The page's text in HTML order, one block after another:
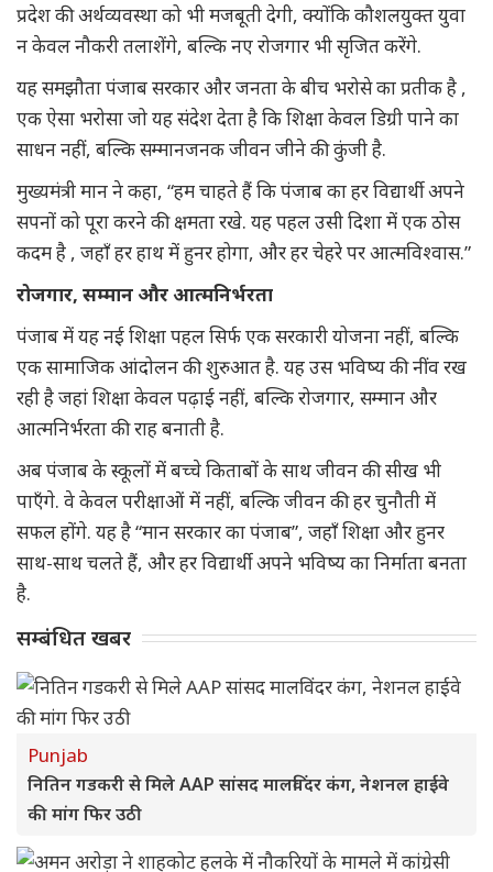
प्रदेश की अर्थव्यवस्था को भी मजबूती देगी, क्योंकि कौशलयुक्त युवा
न केवल नौकरी तलाशेंगे, बल्कि नए रोजगार भी सृजित करेंगे.
यह समझौता पंजाब सरकार और जनता के बीच भरोसे का प्रतीक है ,
एक ऐसा भरोसा जो यह संदेश देता है कि शिक्षा केवल डिग्री पाने का
साधन नहीं, बल्कि सम्मानजनक जीवन जीने की कुंजी है.
मुख्यमंत्री मान ने कहा, “हम चाहते हैं कि पंजाब का हर विद्यार्थी अपने
सपनों को पूरा करने की क्षमता रखे. यह पहल उसी दिशा में एक ठोस
कदम है , जहाँ हर हाथ में हुनर होगा, और हर चेहरे पर आत्मविश्वास.”
रोजगार, सम्मान और आत्मनिर्भरता
पंजाब में यह नई शिक्षा पहल सिर्फ एक सरकारी योजना नहीं, बल्कि
एक सामाजिक आंदोलन की शुरुआत है. यह उस भविष्य की नींव रख
रही है जहां शिक्षा केवल पढ़ाई नहीं, बल्कि रोजगार, सम्मान और
आत्मनिर्भरता की राह बनाती है.
अब पंजाब के स्कूलों में बच्चे किताबों के साथ जीवन की सीख भी
पाएँगे. वे केवल परीक्षाओं में नहीं, बल्कि जीवन की हर चुनौती में
सफल होंगे. यह है “मान सरकार का पंजाब”, जहाँ शिक्षा और हुनर
साथ-साथ चलते हैं, और हर विद्यार्थी अपने भविष्य का निर्माता बनता
है.
सम्बंधित खबर
Punjab
नितिन गडकरी से मिले AAP सांसद मालविंदर कंग, नेशनल हाईवे
की मांग फिर उठी